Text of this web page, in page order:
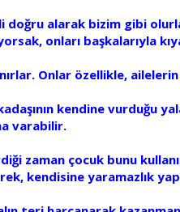
alarak bizim gibi
onları başkalarıyla
Onlar özellikle,
kendine vurduğu
varabilir.
zaman çocuk bunu
kendisine yaramazlık